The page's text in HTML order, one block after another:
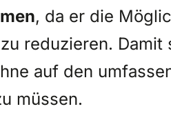
, da er die
reduzieren. Damit
auf den
müssen.